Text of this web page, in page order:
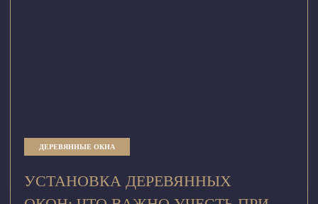
ДЕРЕВЯННЫЕ ОКНА
УСТАНОВКА ДЕРЕВЯННЫХ